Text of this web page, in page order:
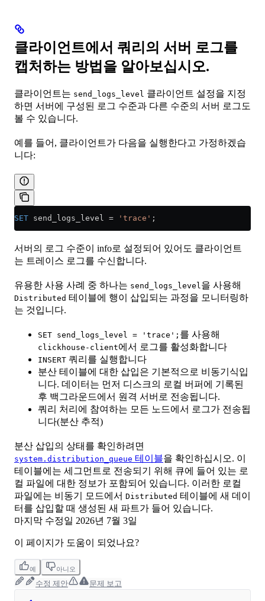
클라이언트에서 쿼리의 서버 로그를
캡처하는 방법을 알아보십시오.
클라이언트는 send_logs_level 클라이언트 설정을 지정
하면 서버에 구성된 로그 수준과 다른 수준의 서버 로그도
볼 수 있습니다.
예를 들어, 클라이언트가 다음을 실행한다고 가정하겠습
니다:
SET send_logs_level = 'trace' ;
서버의 로그 수준이 info로 설정되어 있어도 클라이언트
는 트레이스 로그를 수신합니다.
유용한 사용 사례 중 하나는 send_logs_level 을 사용해
Distributed 테이블에 행이 삽입되는 과정을 모니터링하
는 것입니다.
SET send_logs_level = 'trace'; 를 사용해
clickhouse-client에서 로그를 활성화합니다
INSERT 쿼리를 실행합니다
분산 테이블에 대한 삽입은 기본적으로 비동기식입
니다. 데이터는 먼저 디스크의 로컬 버퍼에 기록된
후 백그라운드에서 원격 서버로 전송됩니다.
쿼리 처리에 참여하는 모든 노드에서 로그가 전송됩
니다(분산 추적)
분산 삽입의 상태를 확인하려면
system.distribution_queue 테이블을 확인하십시오. 이
테이블에는 세그먼트로 전송되기 위해 큐에 들어 있는 로
컬 파일에 대한 정보가 포함되어 있습니다. 이러한 로컬
파일에는 비동기 모드에서 Distributed 테이블에 새 데이
터를 삽입할 때 생성된 새 파트가 들어 있습니다.
마지막 수정일 2026년 7월 3일
이 페이지가 도움이 되었나요?
예 아니오
수정 제안 문제 보고